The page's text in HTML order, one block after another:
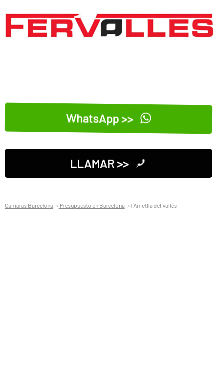
WhatsApp >>
LLAMAR >>
Camaras Barcelona Presupuesto en Barcelona l´Ametlla del Vallès